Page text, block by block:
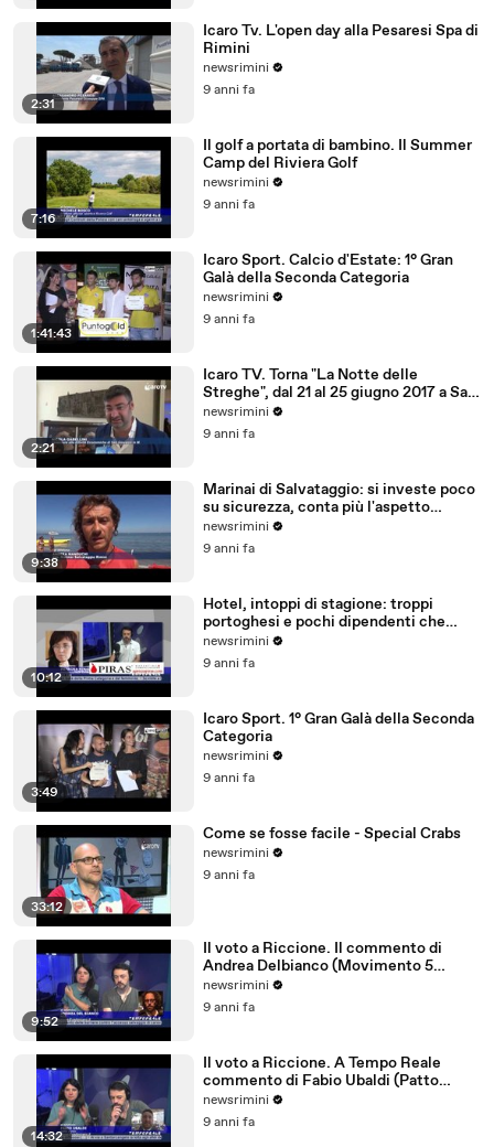
2:31
Icaro Tv. L'open day alla Pesaresi Spa di
Rimini
newsrimini
9 anni fa
7:16
Il golf a portata di bambino. Il Summer
Camp del Riviera Golf
newsrimini
9 anni fa
1:41:43
Icaro Sport. Calcio d'Estate: 1° Gran
Galà della Seconda Categoria
newsrimini
9 anni fa
2:21
Icaro TV. Torna "La Notte delle
Streghe", dal 21 al 25 giugno 2017 a San
Giovanni in M
newsrimini
9 anni fa
9:38
Marinai di Salvataggio: si investe poco
su sicurezza, conta più l'aspetto
economico
newsrimini
9 anni fa
10:12
Hotel, intoppi di stagione: troppi
portoghesi e pochi dipendenti che
parlano tedesco
newsrimini
9 anni fa
3:49
Icaro Sport. 1° Gran Galà della Seconda
Categoria
newsrimini
9 anni fa
33:12
Come se fosse facile - Special Crabs
newsrimini
9 anni fa
9:52
Il voto a Riccione. Il commento di
Andrea Delbianco (Movimento 5
Stelle)
newsrimini
9 anni fa
14:32
Il voto a Riccione. A Tempo Reale
commento di Fabio Ubaldi (Patto
Civico Riccione)
newsrimini
9 anni fa